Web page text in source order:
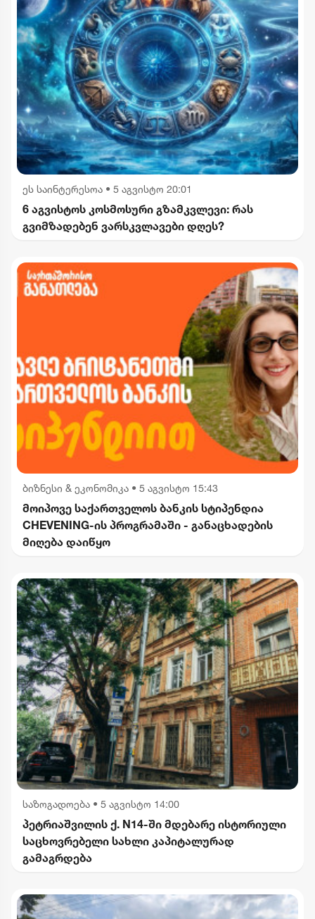
ეს საინტერესოა • 5 აგვისტო 20:01
6 აგვისტოს კოსმოსური გზამკვლევი: რას
გვიმზადებენ ვარსკვლავები დღეს?
ბიზნესი & ეკონომიკა • 5 აგვისტო 15:43
მოიპოვე საქართველოს ბანკის სტიპენდია
CHEVENING-ის პროგრამაში - განაცხადების
მიღება დაიწყო
საზოგადოება • 5 აგვისტო 14:00
პეტრიაშვილის ქ. N14-ში მდებარე ისტორიული
საცხოვრებელი სახლი კაპიტალურად
გამაგრდება